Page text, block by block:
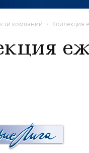
компаний Коллекция